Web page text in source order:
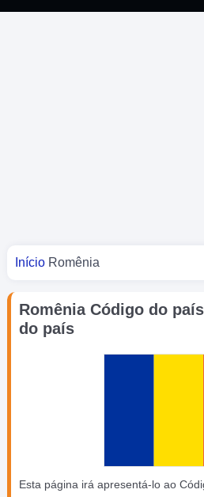
Você está aqui
Início Romênia
Romênia Código do
do país
Esta página irá apresentá-lo ao